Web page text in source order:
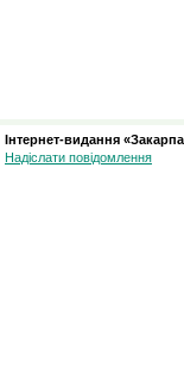
Інтернет-видання
Надіслати повідомлення